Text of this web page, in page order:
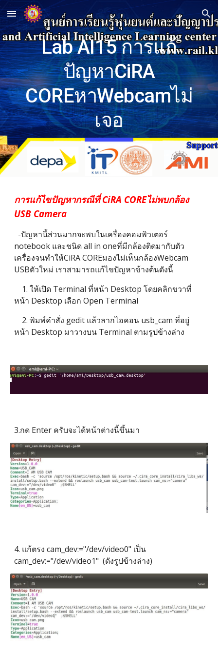
Skip to main content Skip to navigation
Lab AI15 การแก้
ปัญหาCiRA
COREหาWebcamไม่
เจอ
การแก้ไขปัญหากรณีที่ CiRA COREไม่พบกล้อง
USB Camera
-ปัญหานี้ส่วนมากจะพบในเครื่องคอมพิวเตอร์
notebook และชนิด all in oneที่มีกล้องติดมากับตัว
เครื่องจนทำให้CiRA COREมองไม่เห็นกล้องWebcam
USBตัวใหม่ เราสามารถแก้ไขปัญหาข้างต้นดังนี้
1. ให้เปิด Terminal ที่หน้า Desktop โดยคลิกขวาที่
หน้า Desktop เลือก Open Terminal
2. พิมพ์คำสั่ง gedit แล้วลากไอคอน usb_cam ที่อยู่
หน้า Desktop มาวางบน Terminal ตามรูปข้างล่าง
3.กด Enter ครับจะได้หน้าต่างนี้ขึ้นมา
4. แก้ตรง cam_dev:="/dev/video0" เป็น
cam_dev:="/dev/video1" (ดังรูปข้างล่าง)